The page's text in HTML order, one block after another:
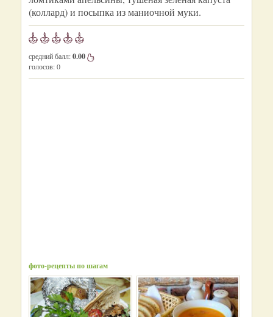
(коллард) и посыпка из маниочной муки.
средний балл:0.00
голосов:0
фото-рецепты по шагам